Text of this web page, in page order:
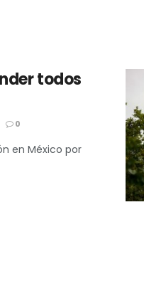
todos
0
en México por